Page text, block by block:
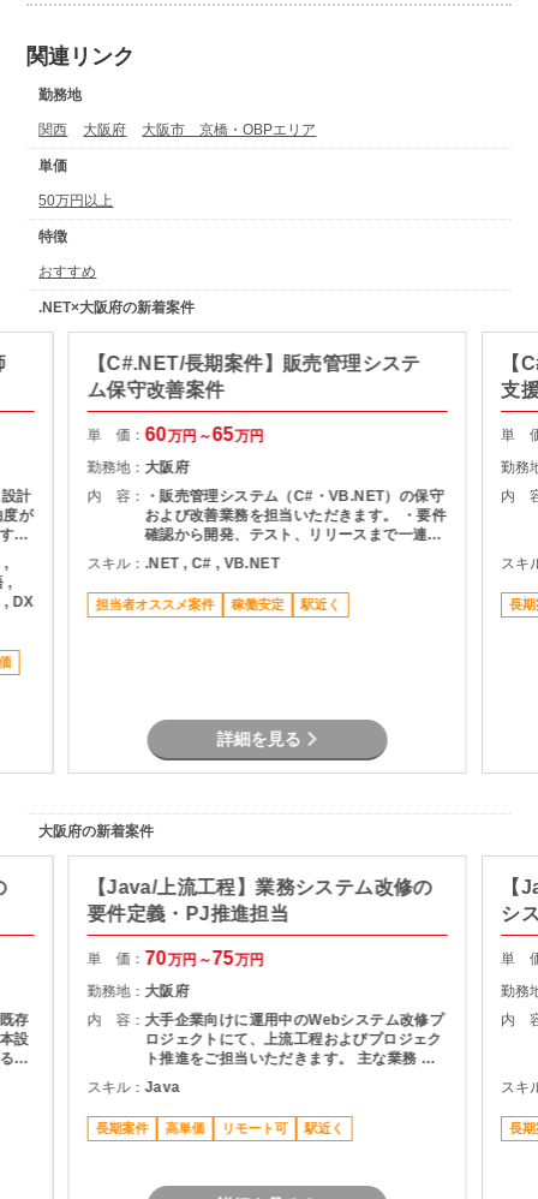
関連リンク
勤務地
関西 大阪府 大阪市 京橋・OBPエリア
単価
50万円以上
特徴
おすすめ
.NET×大阪府の新着案件
計
度が
い
解
加
ろ
る
,
,
, DX
【C#.NET/長期案件】販売管理システ
ム保守改善案件
単 価：60万円～65万円
勤務地： 大阪府
内 容：
・販売管理システム（C#・VB.NET）の保守
および改善業務を担当いただきます。 ・要件
確認から開発、テスト、リリースまで一連の
工程に携わり、既存システムの改修や機能追
加対応を行います。 ・幅広いフェーズに関わ
るため、主体的に動きながらシステム全体を
理解し、安定運用に貢献していただきます。
スキル： .NET , C# , VB.NET
担当者オススメ案件 稼働安定 駅近く
詳細を見る
【
支
単
勤務
内
スキ
長期
大阪府の新着案件
存
設
予
【Java/上流工程】業務システム改修の
要件定義・PJ推進担当
単 価： 70万円～75万円
勤務地： 大阪府
内 容： 大手企業向けに運用中のWebシステム改修プ
ロジェクトにて、上流工程およびプロジェク
ト推進をご担当いただきます。 主な業務 ・
利用部門との要件整理・ヒアリング ・現行シ
ステムの仕様調査・影響分析 ・基本設計書の
作成 ・開発工数の算出および提案資料作成
・スケジュール管理・課題管理 ・関係者との
スキル：Java
長期案件 高単価 リモート可 駅近く
【
シ
単
勤務
内
スキ
長期